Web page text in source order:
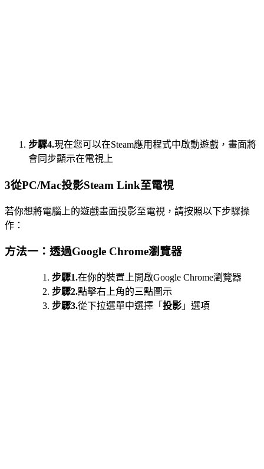
步驟4.現在您可以在Steam應用程式中啟動遊戲，畫面將
會同步顯示在電視上
3從PC/Mac投影Steam Link至電視
若你想將電腦上的遊戲畫面投影至電視，請按照以下步驟操
作：
方法一：透過Google Chrome瀏覽器
步驟1.在你的裝置上開啟Google Chrome瀏覽器
步驟2.點擊右上角的三點圖示
步驟3.從下拉選單中選擇「 投影 」選項